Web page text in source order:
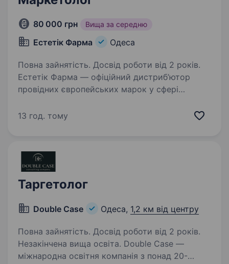
80 000 грн Вища за середню
Естетік Фарма Одеса
Повна зайнятість. Досвід роботи від 2 років.
Естетiк Фарма — офіційний дистриб’ютор
провідних європейських марок у сфері
Aerazen Lab (Італія), Dermica (Швейцарія),
13 год. тому
Таргетолог
Double Case Одеса, 1,2 км від центру
Повна зайнятість. Досвід роботи від 2 років.
Незакінчена вища освіта. Double Case —
міжнародна освітня компанія з понад 20-